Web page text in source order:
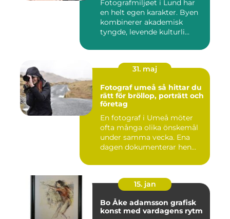
Fotografmiljøet i Lund har
en helt egen karakter. Byen
kombinerer akademisk
tyngde, levende kulturli...
31. maj
Fotograf umeå så hittar du
rätt för bröllop, porträtt och
företag
En fotograf i Umeå möter
ofta många olika önskemål
under samma vecka. Ena
dagen dokumenterar hen
15. jan
Bo Åke adamsson grafisk
konst med vardagens rytm